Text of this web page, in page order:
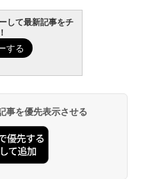
して最新記事をチ
事を優先表示させる